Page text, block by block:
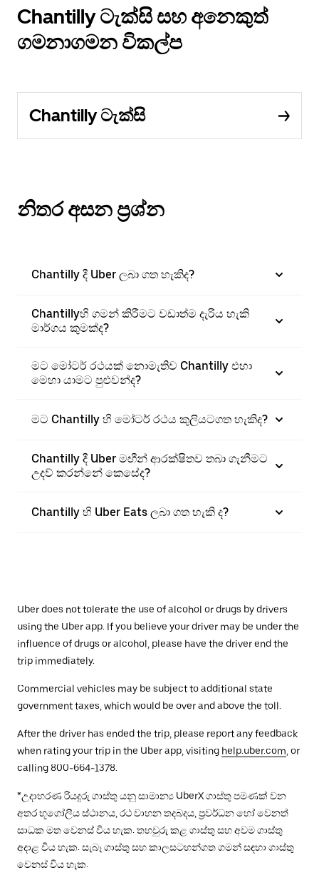
Chantilly ටැක්සි සහ අනෙකුත්
ගමනාගමන විකල්ප
Chantilly ටැක්සි
නිතර අසන ප්‍රශ්න
Chantilly දී Uber ලබා ගත හැකිද?
Chantillyහි ගමන් කිරීමට වඩාත්ම දැරිය හැකි
මාර්ගය කුමක්ද?
මට මෝටර් රථයක් නොමැතිව Chantilly එහා
මෙහා යාමට පුළුවන්ද?
මට Chantilly හි මෝටර් රථය කුලියටගත හැකිද?
Chantilly දී Uber මඟීන් ආරක්ෂිතව තබා ගැනීමට
උදව් කරන්නේ කෙසේද?
Chantilly හි Uber Eats ලබා ගත හැකි ද?
Uber does not tolerate the use of alcohol or drugs by drivers
using the Uber app. If you believe your driver may be under the
influence of drugs or alcohol, please have the driver end the
trip immediately.
Commercial vehicles may be subject to additional state
government taxes, which would be over and above the toll.
After the driver has ended the trip, please report any feedback
when rating your trip in the Uber app, visiting help.uber.com , or
calling 800-664-1378.
*උදාහරණ රියදුරු ගාස්තු යනු සාමාන්‍ය UberX ගාස්තු පමණක් වන
අතර භූගෝලීය ස්ථානය, රථ වාහන තදබදය, ප්‍රවර්ධන හෝ වෙනත්
සාධක මත වෙනස් විය හැක. තහවුරු කළ ගාස්තු සහ අවම ගාස්තු
අදාළ විය හැක. සැබෑ ගාස්තු සහ කාලසටහන්ගත ගමන් සඳහා ගාස්තු
වෙනස් විය හැක.